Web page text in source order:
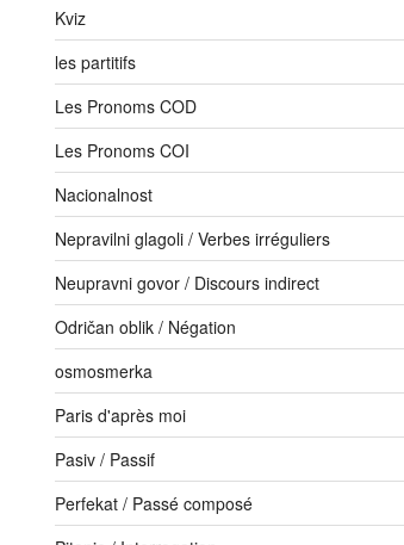
Kviz
les partitifs
Les Pronoms COD
Les Pronoms COI
Nacionalnost
Nepravilni glagoli / Verbes irréguliers
Neupravni govor / Discours indirect
Odričan oblik / Négation
osmosmerka
Paris d'après moi
Pasiv / Passif
Perfekat / Passé composé